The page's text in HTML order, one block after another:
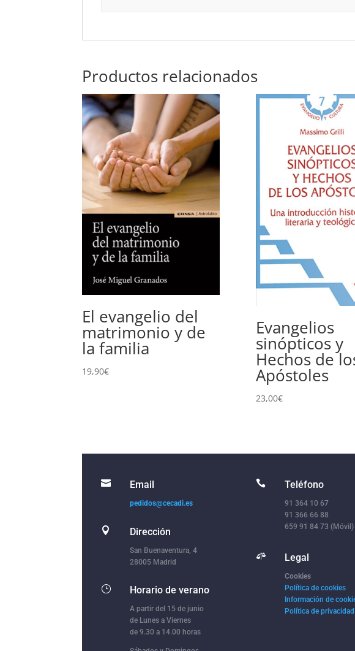
Productos relacionados
El evangelio del
matrimonio y de
la familia
19,90€
Evangelios
sinópticos y
Hechos de
Apóstoles
23,00€
 Email
pedidos@cecadi.es
 Dirección
San Buenaventura, 4
28005 Madrid
} Horario de verano
A partir del 15 de junio
de Lunes a Viernes
de 9.30 a 14.00 horas
 Teléfono
91 364 10 67
91 366 66 88
659 91 84 73 (Móvil)
 Legal
Cookies
Política de cookies
Información de
Política de privacidad